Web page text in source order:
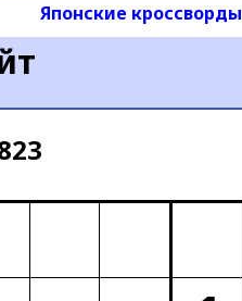
Японские кроссворды